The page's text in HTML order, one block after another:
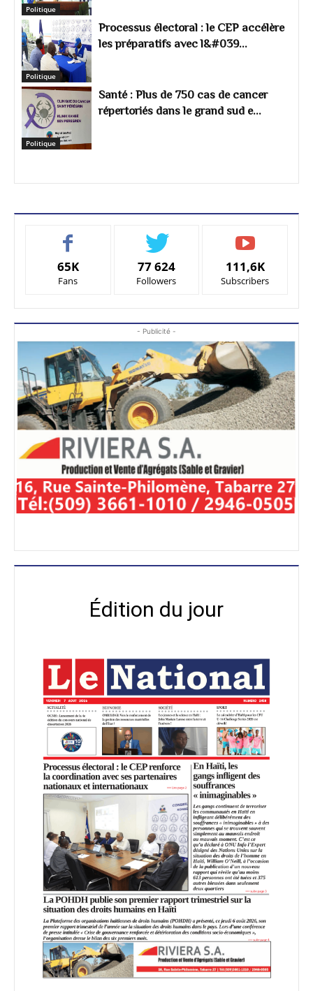
Politique
Politique
Processus électoral : le CEP accélère
les préparatifs avec l&#039...
Politique
Santé : Plus de 750 cas de cancer
répertoriés dans le grand sud e...
65K
Fans
77 624
Followers
111,6K
Subscribers
- Publicité -
Édition du jour